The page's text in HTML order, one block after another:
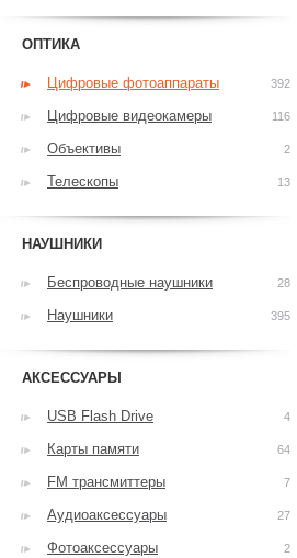
ОПТИКА
Цифровые фотоаппараты 392
Цифровые видеокамеры 116
Объективы 2
Телескопы 13
НАУШНИКИ
Беспроводные наушники 28
Наушники 395
АКСЕССУАРЫ
USB Flash Drive 4
Карты памяти 64
FM трансмиттеры 7
Аудиоаксессуары 27
Фотоаксессуары 2